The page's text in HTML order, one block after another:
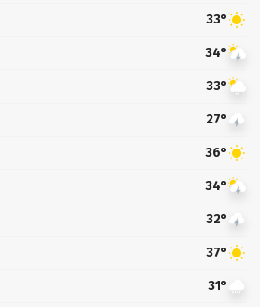
33°
34°
33°
27°
36°
34°
32°
37°
31°